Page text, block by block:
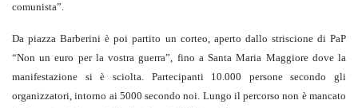
comunista”.
Da piazza Barberini è poi partito un corteo, aperto dallo striscione di PaP
“Non un euro per la vostra guerra”, fino a Santa Maria Maggiore dove la
manifestazione si è sciolta. Partecipanti 10.000 persone secondo gli
organizzatori, intorno ai 5000 secondo noi. Lungo il percorso non è mancato